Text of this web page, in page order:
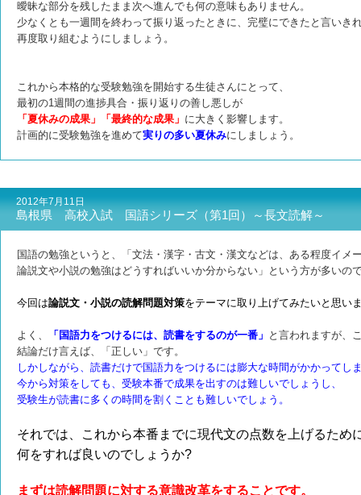
曖昧な部分を残したまま次へ進んでも何の意味もありません。
少なくとも一週間を終わって振り返ったときに、完璧にできたと言いき
再度取り組むようにしましょう。
これから本格的な受験勉強を開始する生徒さんにとって、
最初の1週間の進捗具合・振り返りの善し悪しが
「夏休みの成果」「最終的な成果」 に大きく影響します。
計画的に受験勉強を進めて実りの多い夏休みにしましょう。
2012年7月11日
島根県 高校入試 国語シリーズ（第1回）～長文読解～
国語の勉強というと、
「文法・漢字・古文・漢文などは、ある程度イメ
論説文や小説の勉強はどうすればいいか分からない」という方が多いの
今回は論説文・小説の読解問題対策をテーマに取り上げてみたいと思い
よく、 「国語力をつけるには、読書をするのが一番」 と言われますが、
結論だけ言えば、「正しい」です。
しかしながら、読書だけで国語力をつけるには膨大な時間がかかってし
今から対策をしても、受験本番で成果を出すのは難しいでしょうし、
受験生が読書に多くの時間を割くことも難しいでしょう。
それでは、これから本番までに現代文の点数を上げるため
何をすれば良いのでしょうか?
まずは読解問題に対する意識改革をすることです。